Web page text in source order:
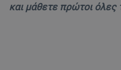
και μάθετε πρώτοι όλες